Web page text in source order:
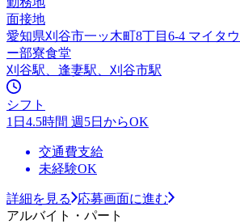
面接地
愛知県刈谷市一ッ木町8丁目6-4 マイタ
ー部寮食堂
刈谷駅、逢妻駅、刈谷市駅
シフト
1日4.5時間 週5日からOK
交通費支給
未経験OK
詳細を見る
応募画面に進む
アルバイト・パート